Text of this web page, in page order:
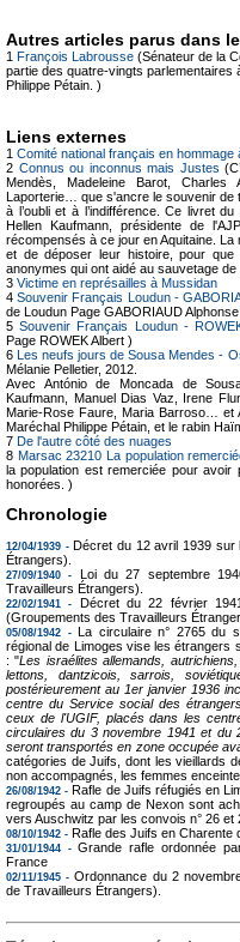
Autres articles parus dans
1 François Labrousse (Sénateur de la
partie des quatre-vingts
Philippe Pétain. )
Liens externes
1 Comité national français en hommage
2 Connus ou inconnus mais Justes
Mendès, Madeleine Barot, Charles
Laporterie… que s'ancre le souvenir de
à l’oubli et à l’indifférence. Ce livret
Hellen Kaufmann, présidente de
récompensés à ce jour en Aquitaine.
et de déposer leur histoire, pour
anonymes qui ont aidé au sauvetage de
3 Victime en représailles à Mussidan
4Souvenir Français Loudun -
de Loudun Page GABORIAUD Alphonse
5Souvenir Français Loudun -
Page ROWEK Albert )
6Les neufs jours de Sousa Mendes -
Mélanie Pelletier, 2012.
Avec António de Moncada de
Kaufmann, Manuel Dias Vaz, Irene
Marie-Rose Faure, Maria Barroso… et
Maréchal Philippe Pétain, et le rabin
7 De l'autre côté des nuages
8 Marsac 23210 La population
la population est remerciée pour
honorées. )
Chronologie
12/04/1939 - Décret du 12 avril 1939 sur
Étrangers).
27/09/1940 -
Loi du 27 septembre
Travailleurs Étrangers).
22/02/1941 -
Décret du 22 février
(Groupements des Travailleurs
05/08/1942 - La circulaire n° 2765 du
régional de Limoges vise les étrangers
: "Les israélites allemands,
lettons, dantzicois, sarrois,
postérieurement au 1er janvier 1936
centre du Service social des
ceux de l'UGIF, placés dans les
circulaires du 3 novembre 1941 et du
seront transportés en zone occupée
catégories de Juifs, dont les vieillards
non accompagnés, les femmes
26/08/1942 - Rafle de Juifs réfugiés en
regroupés au camp de Nexon sont
vers Auschwitz par les convois n° 26 et
08/10/1942 - Rafle des Juifs en Charente
31/01/1944 - Grande rafle ordonnée
France
02/11/1945 - Ordonnance du 2
de Travailleurs Étrangers).